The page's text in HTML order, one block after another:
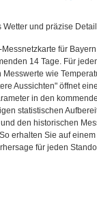
Wetter und präzise
Messnetzkarte für
14 Tage. Für
Messwerte wie
Aussichten" öffnet
in den
statistischen
den historischen
erhalten Sie auf
für jeden